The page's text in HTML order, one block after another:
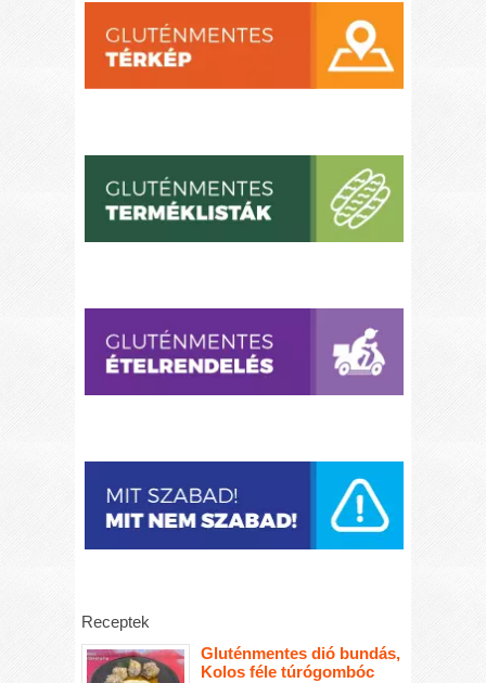
Receptek
Gluténmentes dió bundás,
Kolos féle túrógombóc